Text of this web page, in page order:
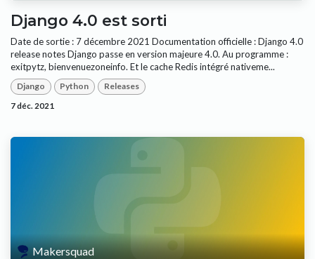
Django 4.0 est sorti
Date de sortie : 7 décembre 2021 Documentation officielle : Django 4.0
release notes Django passe en version majeure 4.0. Au programme :
exitpytz, bienvenuezoneinfo. Et le cache Redis intégré nativeme...
Django Python Releases
7 déc. 2021
Makersquad